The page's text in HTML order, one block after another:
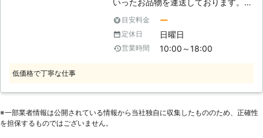
いけないのですが、それが面倒であっ
たり、よく分からなかったりするかと
思います。それで新しい家具を放り投
げる訳にもいきませんので、その時に
能】 組立だけではなく、家具の移動
ために模様替えをしたり、大掃除と共
の経験を活かし、家具組立・家具移動
も取り扱っておりますので、お困りご
とは是非当社にお任せください。お客
様の家具やお部屋に一切傷をつけぬよ
行いますのでご安心ください。 【家
目安料金 ー
定休日 日曜日
営業時間 10:00～18:00
低価格で丁寧な仕事
※⼀部業者情報は公開されている情報から当社独⾃に収集したもののため、正確性
を担保するものではございません。